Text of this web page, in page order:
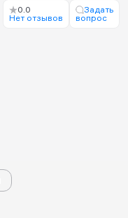
0.0
Нет отзывов
Задать
вопрос